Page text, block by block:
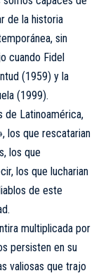
de la historia
sin
cuando Fidel
(1959) y la
(1999).
de Latinoamérica,
los que rescatarian
los que
los que lucharian
de este
multiplicada por
persisten en su
valiosas que trajo